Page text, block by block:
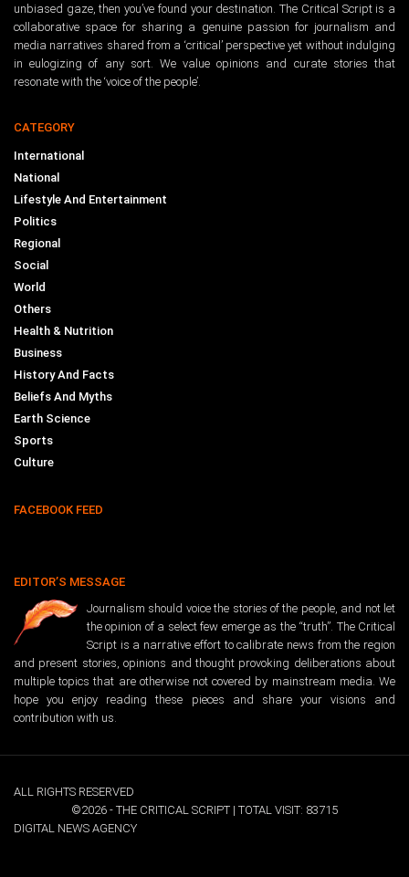
unbiased gaze, then you’ve found your destination. The Critical Script is a
collaborative space for sharing a genuine passion for journalism and
media narratives shared from a ‘critical’ perspective yet without indulging
in eulogizing of any sort. We value opinions and curate stories that
resonate with the ‘voice of the people’.
CATEGORY
International
National
Lifestyle And Entertainment
Politics
Regional
Social
World
Others
Health & Nutrition
Business
History And Facts
Beliefs And Myths
Earth Science
Sports
Culture
FACEBOOK FEED
EDITOR’S MESSAGE
Journalism should voice the stories of the people, and not let
the opinion of a select few emerge as the “truth”. The Critical
Script is a narrative effort to calibrate news from the region
and present stories, opinions and thought provoking deliberations about
multiple topics that are otherwise not covered by mainstream media. We
hope you enjoy reading these pieces and share your visions and
contribution with us.
ALL RIGHTS RESERVED
©2026 - THE CRITICAL SCRIPT | TOTAL VISIT: 83715
DIGITAL NEWS AGENCY